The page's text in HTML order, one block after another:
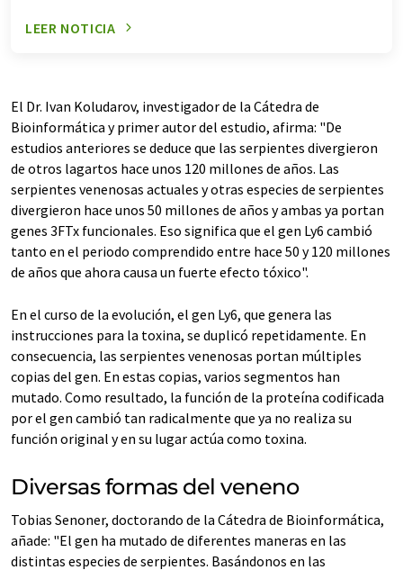
LEER NOTICIA
El Dr. Ivan Koludarov, investigador de la Cátedra de
Bioinformática y primer autor del estudio, afirma: "De
estudios anteriores se deduce que las serpientes divergieron
de otros lagartos hace unos 120 millones de años. Las
serpientes venenosas actuales y otras especies de serpientes
divergieron hace unos 50 millones de años y ambas ya portan
genes 3FTx funcionales. Eso significa que el gen Ly6 cambió
tanto en el periodo comprendido entre hace 50 y 120 millones
de años que ahora causa un fuerte efecto tóxico".
En el curso de la evolución, el gen Ly6, que genera las
instrucciones para la toxina, se duplicó repetidamente. En
consecuencia, las serpientes venenosas portan múltiples
copias del gen. En estas copias, varios segmentos han
mutado. Como resultado, la función de la proteína codificada
por el gen cambió tan radicalmente que ya no realiza su
función original y en su lugar actúa como toxina.
Diversas formas del veneno
Tobias Senoner, doctorando de la Cátedra de Bioinformática,
añade: "El gen ha mutado de diferentes maneras en las
distintas especies de serpientes. Basándonos en las